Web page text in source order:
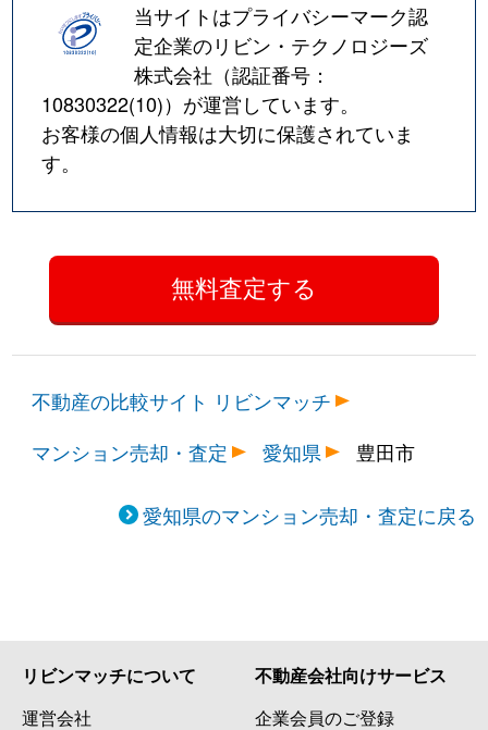
当サイトはプライバシーマーク認
定企業のリビン・テクノロジーズ
株式会社（認証番号：
10830322(10)）が運営しています。
お客様の個人情報は大切に保護されていま
す。
不動産の比較サイト リビンマッチ
マンション売却・査定
愛知県 豊田市
愛知県のマンション売却・査定に戻る
リビンマッチについて
運営会社
不動産会社向けサービス
企業会員のご登録